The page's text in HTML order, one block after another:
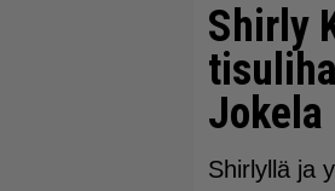
Shirly
Shirlyllä ja